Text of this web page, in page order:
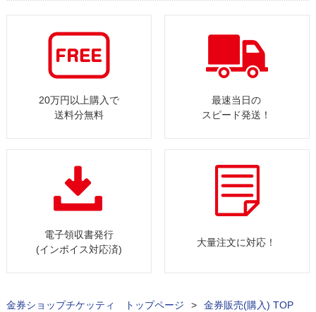
20万円以上購入で
送料分無料
最速当日の
スピード発送！
電子領収書発行
(インボイス対応済)
大量注文に対応！
金券ショップチケッティ トップページ >
金券販売(購入) TOP